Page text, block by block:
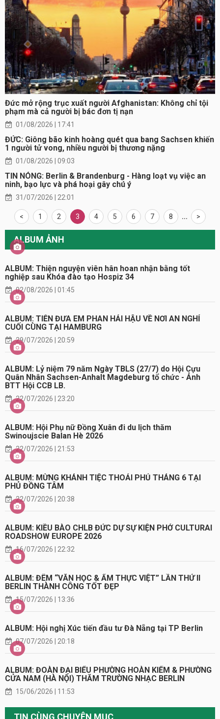
Đức mở rộng trục xuất người Afghanistan: Không chỉ tội
phạm mà cả người bị bác đơn tị nạn
01/08/2026 | 17:41
ĐỨC: Giông bão kinh hoàng quét qua bang Sachsen khiến
1 người tử vong, nhiều người bị thương nặng
01/08/2026 | 09:03
TIN NÓNG: Berlin & Brandenburg - Hàng loạt vụ việc an
ninh, bạo lực và phá hoại gây chú ý
31/07/2026 | 22:01
< 1 2 3 4 5 6 7 8 ... >
ALBUM ẢNH
ALBUM: Thiện nguyện viên hân hoan nhận bằng tốt
nghiệp sau Khóa đào tạo Hospiz 34
02/08/2026 | 01:45
ALBUM: TIỄN ĐƯA EM PHAN HẢI HẬU VỀ NƠI AN NGHỈ
CUỐI CÙNG TẠI HAMBURG
29/07/2026 | 20:59
ALBUM: Lỷ niệm 79 năm Ngày TBLS (27/7) do Hội Cựu
Quân Nhân Sachsen-Anhalt Magdeburg tổ chức - Ảnh
BTT Hội CCB LB.
22/07/2026 | 23:20
ALBUM: Hội Phụ nữ Đồng Xuân đi du lịch thăm
Swinoujscie Balan Hè 2026
22/07/2026 | 21:53
ALBUM: MỪNG KHÁNH TIỆC THOẢI PHỦ THÁNG 6 TẠI
PHỦ ĐỒNG TÂM
22/07/2026 | 20:38
ALBUM: KIỀU BÀO CHLB ĐỨC DỰ SỰ KIỆN PHỞ CULTURAI
ROADSHOW EUROPE 2026
16/07/2026 | 22:32
ALBUM: ĐÊM “VĂN HỌC & ẨM THỰC VIỆT” LẦN THỨ II
BERLIN THÀNH CÔNG TỐT ĐẸP
15/07/2026 | 13:36
ALBUM: Hội nghị Xúc tiến đầu tư Đà Nẵng tại TP Berlin
07/07/2026 | 20:18
ALBUM: ĐOÀN ĐẠI BIỂU PHƯỜNG HOÀN KIẾM & PHƯỜNG
CỬA NAM (HÀ NỘI) THĂM TRƯỜNG NHẠC BERLIN
15/06/2026 | 11:53
TIN CÙNG CHUYÊN MỤC